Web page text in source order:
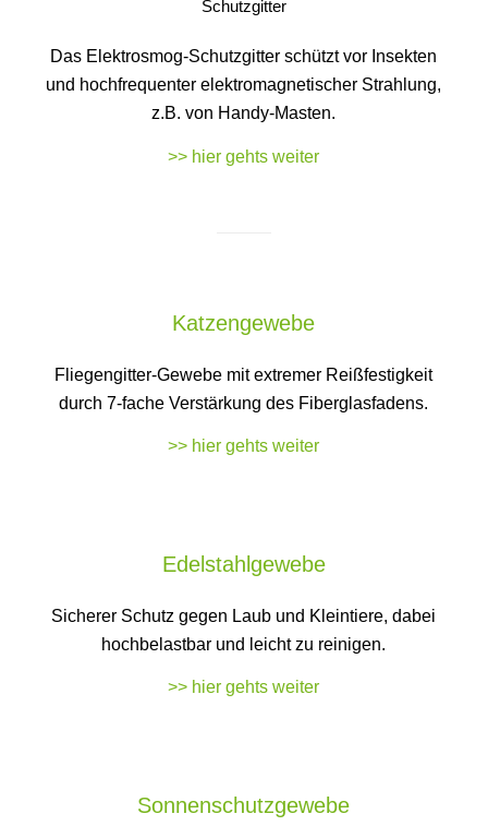
Schutzgitter
Das Elektrosmog-Schutzgitter schützt vor Insekten
und hochfrequenter elektromagnetischer Strahlung,
z.B. von Handy-Masten.
>> hier gehts weiter
Katzengewebe
Fliegengitter-Gewebe mit extremer Reißfestigkeit
durch 7-fache Verstärkung des Fiberglasfadens.
>> hier gehts weiter
Edelstahlgewebe
Sicherer Schutz gegen Laub und Kleintiere, dabei
hochbelastbar und leicht zu reinigen.
>> hier gehts weiter
Sonnenschutzgewebe